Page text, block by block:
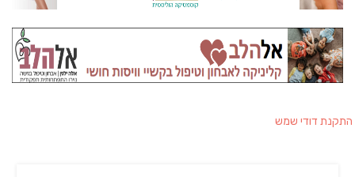
התקנת דודי שמש